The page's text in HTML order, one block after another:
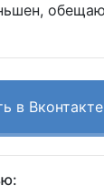
в Вконтакте